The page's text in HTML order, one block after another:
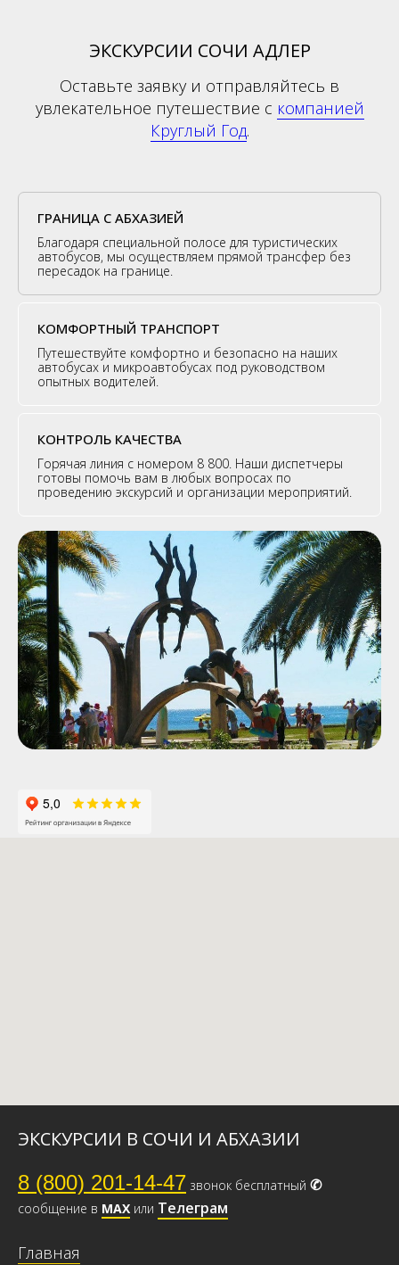
ЭКСКУРСИИ СОЧИ АДЛЕР
Оставьте заявку и отправляйтесь в
увлекательное путешествие с компанией
Круглый Год.
ГРАНИЦА С АБХАЗИЕЙ
Благодаря специальной полосе для туристических
автобусов, мы осуществляем прямой трансфер без
пересадок на границе.
КОМФОРТНЫЙ ТРАНСПОРТ
Путешествуйте комфортно и безопасно на наших
автобусах и микроавтобусах под руководством
опытных водителей.
КОНТРОЛЬ КАЧЕСТВА
Горячая линия с номером 8 800. Наши диспетчеры
готовы помочь вам в любых вопросах по
проведению экскурсий и организации мероприятий.
ЭКСКУРСИИ В СОЧИ И АБХАЗИИ
8 (800) 201-14-47 звонок бесплатный ✆
сообщение в МАХ или Телеграм
Главная